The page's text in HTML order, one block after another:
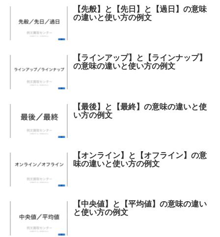
【先般】と【先日】と【過日】の意味
の違いと使い方の例文
【ラインアップ】と【ラインナップ】
の意味の違いと使い方の例文
【最後】と【最終】の意味の違いと使
い方の例文
【オンライン】と【オフライン】の意
味の違いと使い方の例文
【中央値】と【平均値】の意味の違い
と使い方の例文